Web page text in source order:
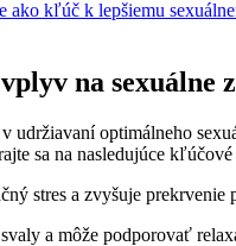
ako kľúč k lepšiemu
na sexuálne
optimálneho
sa na nasledujúce
stres a zvyšuje prekrvenie
a môže podporovať